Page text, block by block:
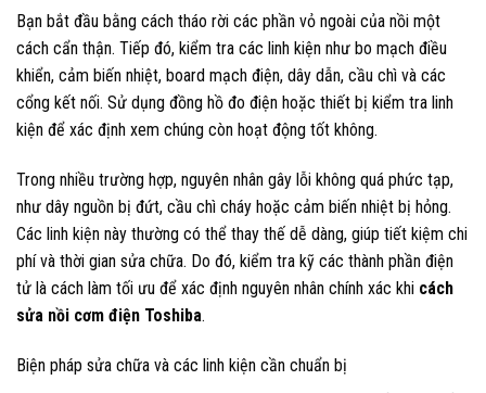
Bạn bắt đầu bằng cách tháo rời các phần vỏ ngoài của nồi một
cách cẩn thận. Tiếp đó, kiểm tra các linh kiện như bo mạch điều
khiển, cảm biến nhiệt, board mạch điện, dây dẫn, cầu chì và các
cổng kết nối. Sử dụng đồng hồ đo điện hoặc thiết bị kiểm tra linh
kiện để xác định xem chúng còn hoạt động tốt không.
Trong nhiều trường hợp, nguyên nhân gây lỗi không quá phức tạp,
như dây nguồn bị đứt, cầu chì cháy hoặc cảm biến nhiệt bị hỏng.
Các linh kiện này thường có thể thay thế dễ dàng, giúp tiết kiệm chi
phí và thời gian sửa chữa. Do đó, kiểm tra kỹ các thành phần điện
tử là cách làm tối ưu để xác định nguyên nhân chính xác khi cách
sửa nồi cơm điện Toshiba.
Biện pháp sửa chữa và các linh kiện cần chuẩn bị